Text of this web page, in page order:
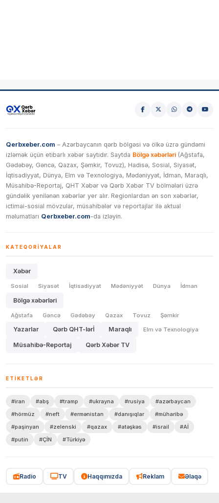
Qerbxeber.com – Azərbaycanın qərb bölgəsi və ölkə üzrə gündəmi
izləmək üçün etibarlı xəbər saytıdır. Saytda Bölgə xəbərləri (Ağstafa,
Gədəbəy, Gəncə, Qazax, Şəmkir, Tovuz), Hadisə, Sosial, Siyasət,
İqtisadiyyat, Dünya, Elm və Texnologiya, Mədəniyyət, İdman, Maraqlı,
Müsahibə-Reportaj, QHT Xəbər və Qərb Xəbər TV bölmələri üzrə
gündəlik yenilənən xəbərlər yer alır. Regionlardan ən son xəbərlər,
ictimai-sosial mövzular, müsahibələr və reportajlar ilə aktual
məlumatları Qerbxeber.com-da izləyin.
KATEQORIYALAR
Xəbər
Sosial Siyasət İqtisadiyyat Mədəniyyət Dünya İdman
Bölgə xəbərləri
Ağstafa Gəncə Gədəbəy Qazax Tovuz Şəmkir
Yazarlar Qərb QHT-lərİ Maraqlı Elm və Texnologiya
Müsahibə-Reportaj Qərb Xəbər TV
ETIKETLƏR
#iran #abş #tramp #ukrayna #rusiya
#azərbaycan
#hörmüz
#neft #ermənistan #danışıqlar
#müharibə
#paşinyan
#zelenski #qazax #atəşkəs #israil
#Aİ
#putin
#ÇİN #Türkiyə
Radio TV Haqqımızda Reklam Əlaqə